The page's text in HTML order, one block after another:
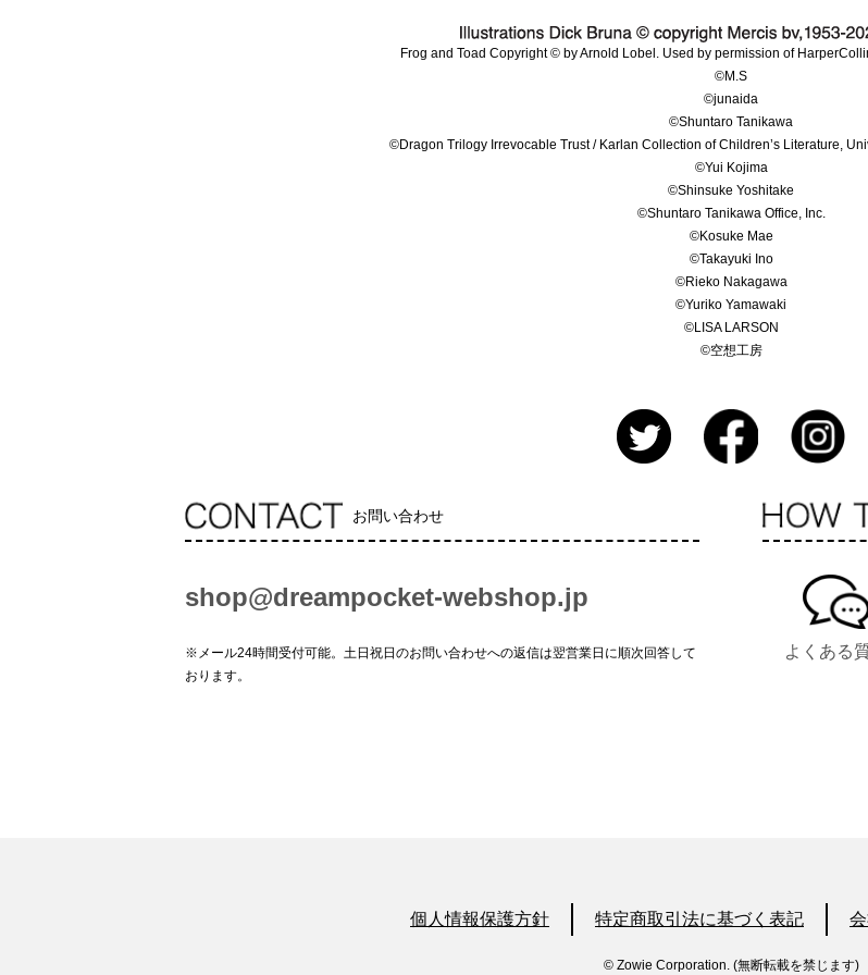
Frog and Toad Copyright © by Arnold Lobel. Used by permission of
©M.S
©junaida
©Shuntaro Tanikawa
©Dragon Trilogy Irrevocable Trust / Karlan Collection of Children’s Literature,
©Yui Kojima
©Shinsuke Yoshitake
©Shuntaro Tanikawa Office, Inc.
©Kosuke Mae
©Takayuki Ino
©Rieko Nakagawa
©Yuriko Yamawaki
©LISA LARSON
©空想工房
お問い合わせ
shop@dreampocket-webshop.jp
※メール24時間受付可能。土日祝日のお問い合わせへの返信は翌営業日に順次回答して
おります。
よくある
個人情報保護方針 特定商取引法に基づく表記
© Zowie Corporation. (無断転載を禁じます)